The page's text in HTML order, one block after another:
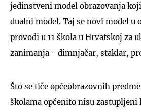
jedinstveni model obrazovanja
dualni model. Taj se novi model u
provodi u 11 škola u Hrvatskoj za
zanimanja - dimnjačar, staklar,
Što se tiče općeobrazovnih
školama općenito nisu zastupljeni